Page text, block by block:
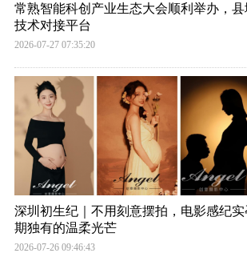
常熟智能科创产业生态大会顺利举办，
技术对接平台
2026-07-27 07:35:20
深圳初生纪｜不用刻意摆拍，电影感纪
期独有的温柔光芒
2026-07-26 09:46:43